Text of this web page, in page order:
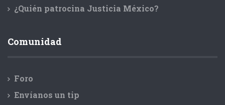
¿Quién patrocina Justicia México?
Comunidad
Foro
Envíanos un tip